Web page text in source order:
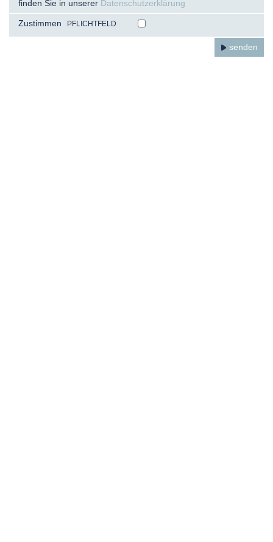
finden Sie in unserer Datenschutzerklärung
Zustimmen PFLICHTFELD